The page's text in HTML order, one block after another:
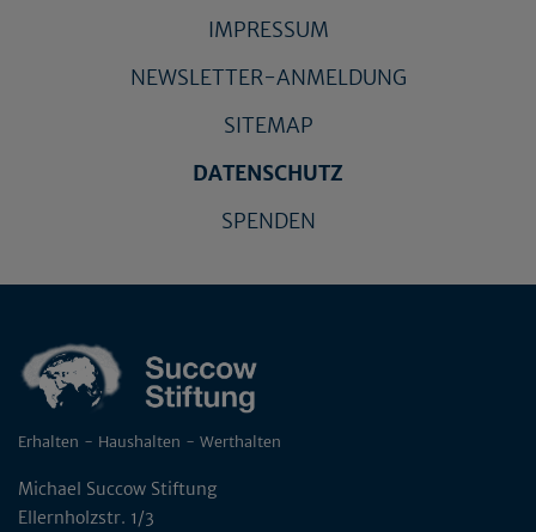
IMPRESSUM
NEWSLETTER-ANMELDUNG
SITEMAP
DATENSCHUTZ
SPENDEN
Erhalten - Haushalten - Werthalten
Michael Succow Stiftung
Ellernholzstr. 1/3